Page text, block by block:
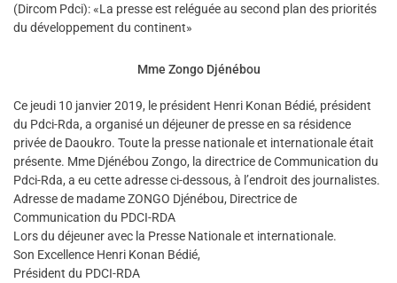
(Dircom Pdci): «La presse est reléguée au second plan des priorités
du développement du continent»
Mme Zongo Djénébou
Ce jeudi 10 janvier 2019, le président Henri Konan Bédié, président
du Pdci-Rda, a organisé un déjeuner de presse en sa résidence
privée de Daoukro. Toute la presse nationale et internationale était
présente. Mme Djénébou Zongo, la directrice de Communication du
Pdci-Rda, a eu cette adresse ci-dessous, à l’endroit des journalistes.
Adresse de madame ZONGO Djénébou, Directrice de
Communication du PDCI-RDA
Lors du déjeuner avec la Presse Nationale et internationale.
Son Excellence Henri Konan Bédié,
Président du PDCI-RDA